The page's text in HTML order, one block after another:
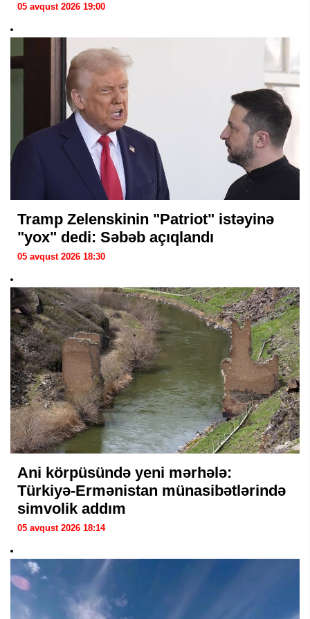
05 avqust 2026 19:00
Tramp Zelenskinin "Patriot" istəyinə
"yox" dedi: Səbəb açıqlandı
05 avqust 2026 18:30
Ani körpüsündə yeni mərhələ:
Türkiyə-Ermənistan münasibətlərində
simvolik addım
05 avqust 2026 18:14